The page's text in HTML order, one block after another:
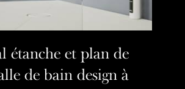
étanche et plan de
de bain design à